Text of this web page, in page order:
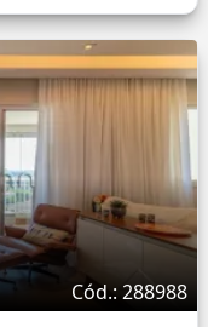
Cód.: 288988